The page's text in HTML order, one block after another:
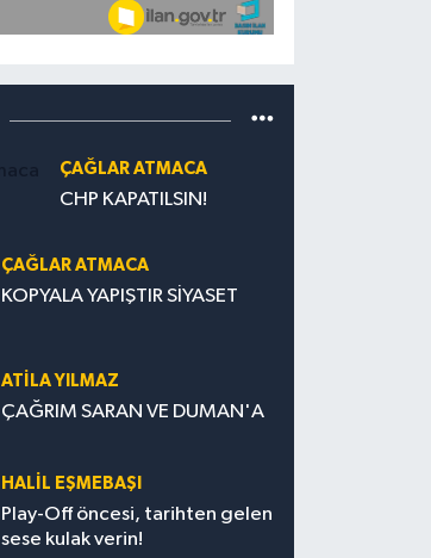
ÇAĞLAR ATMACA
CHP KAPATILSIN!
ÇAĞLAR ATMACA
KOPYALA YAPIŞTIR SİYASET
ATILA YILMAZ
ÇAĞRIM SARAN VE DUMAN'A
HALIL EŞMEBAŞI
Play-Off öncesi, tarihten gelen
sese kulak verin!